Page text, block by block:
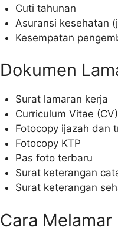
Cuti tahunan
Asuransi kesehatan
Kesempatan
Dokumen
Surat lamaran kerja
Curriculum Vitae (CV)
Fotocopy ijazah dan
Fotocopy KTP
Pas foto terbaru
Surat keterangan
Surat keterangan
Cara